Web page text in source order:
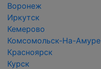
Воронеж
Иркутск
Кемерово
Комсомольск-На-Амуре
Красноярск
Курск